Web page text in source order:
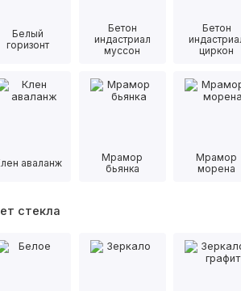
Белый
горизонт
Бетон
индастриал
муссон
Бетон
циркон
аваланж
Мрамор
бьянка
Мрамор
морена
стекла